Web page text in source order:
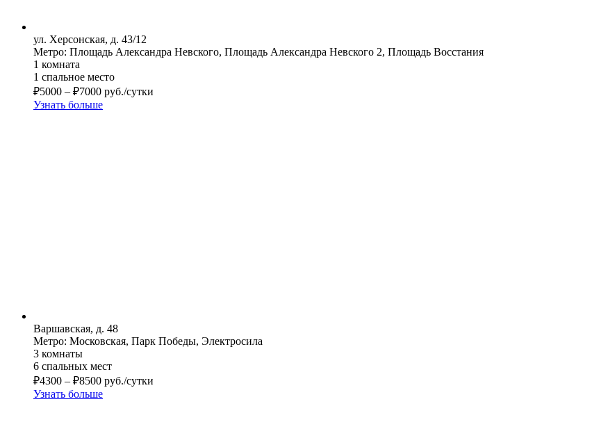
ул. Херсонская, д. 43/12
Метро: Площадь Александра Невского, Площадь Александра Невского 2, Площадь Восстания
1 комната
1 спальное место
₽5000 – ₽7000 руб./сутки
Узнать больше
Варшавская, д. 48
Метро: Московская, Парк Победы, Электросила
3 комнаты
6 спальных мест
₽4300 – ₽8500 руб./сутки
Узнать больше